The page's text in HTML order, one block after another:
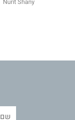
Nurit Shany